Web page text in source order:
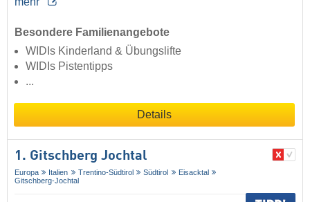
Besondere Familienangebote
WIDIs Kinderland & Übungslifte
WIDIs Pistentipps
...
Details
1. Gitschberg Jochtal
Europa Italien Trentino-Südtirol Südtirol
Eisacktal
Gitschberg-Jochtal